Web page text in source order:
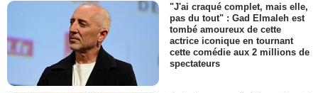
"J'ai craqué complet, mais elle,
pas du tout" : Gad Elmaleh est
tombé amoureux de cette
actrice iconique en tournant
cette comédie aux 2 millions de
spectateurs